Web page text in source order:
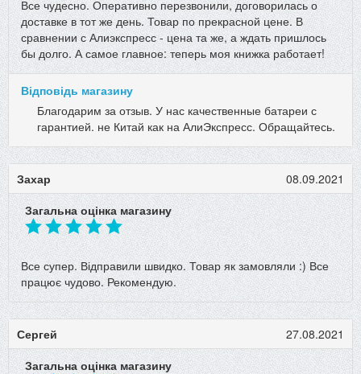
Все чудесно. Оперативно перезвонили, договорилась о
доставке в тот же день. Товар по прекрасной цене. В
сравнении с Алиэкспресс - цена та же, а ждать пришлось
бы долго. А самое главное: теперь моя книжка работает!
Відповідь магазину
Благодарим за отзыв. У нас качественные батареи с
гарантией. не Китай как на АлиЭкспресс. Обращайтесь.
Захар
08.09.2021
Загальна оцінка магазину
Все супер. Відправили швидко. Товар як замовляли :) Все
працює чудово. Рекомендую.
Сергей
27.08.2021
Загальна оцінка магазину